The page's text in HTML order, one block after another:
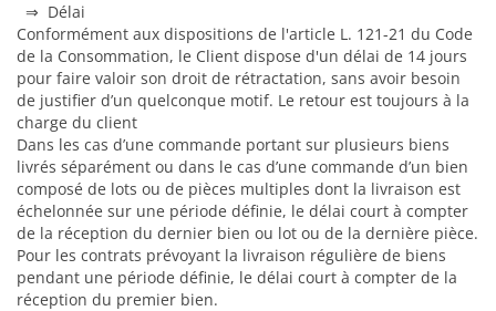
⇒ Délai
Conformément aux dispositions de l'article L. 121-21 du Code
de la Consommation, le Client dispose d'un délai de 14 jours
pour faire valoir son droit de rétractation, sans avoir besoin
de justifier d’un quelconque motif. Le retour est toujours à la
charge du client
Dans les cas d’une commande portant sur plusieurs biens
livrés séparément ou dans le cas d’une commande d’un bien
composé de lots ou de pièces multiples dont la livraison est
échelonnée sur une période définie, le délai court à compter
de la réception du dernier bien ou lot ou de la dernière pièce.
Pour les contrats prévoyant la livraison régulière de biens
pendant une période définie, le délai court à compter de la
réception du premier bien.